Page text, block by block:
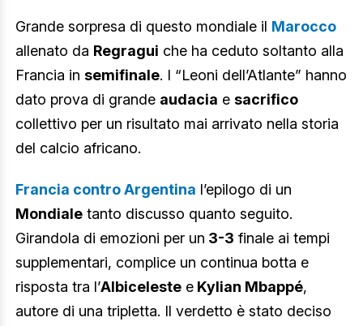
Grande sorpresa di questo mondiale il Marocco
allenato da Regragui che ha ceduto soltanto alla
Francia in semifinale. I “Leoni dell’Atlante” hanno
dato prova di grande audacia e sacrifico
collettivo per un risultato mai arrivato nella storia
del calcio africano.
Francia contro Argentina l’epilogo di un
Mondiale tanto discusso quanto seguito.
Girandola di emozioni per un 3-3 finale ai tempi
supplementari, complice un continua botta e
risposta tra l’Albiceleste e Kylian Mbappé,
autore di una tripletta. Il verdetto è stato deciso